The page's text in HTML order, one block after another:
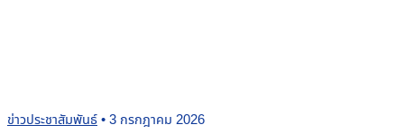
ข่าวประชาสัมพันธ์•3 กรกฎาคม 2026